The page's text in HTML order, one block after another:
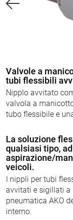
Valvole a
tubi flessibili
Nipplo avvitato
valvola a
tubo flessibile e
La soluzione
qualsiasi tipo,
aspirazione/
veicoli.
I nippli per tubi
avvitati e sigillati
pneumatica AKO
interno.